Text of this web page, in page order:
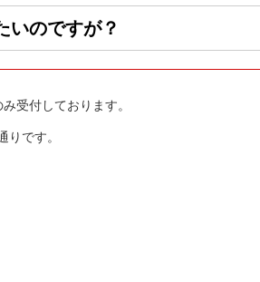
いのですが？
受付しております。
です。